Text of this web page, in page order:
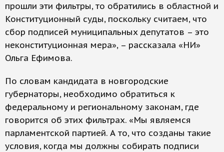
прошли эти фильтры, то обратились в областной и
Конституционный суды, поскольку считаем, что
сбор подписей муниципальных депутатов – это
неконституционная мера», – рассказала «НИ»
Ольга Ефимова.
По словам кандидата в новгородские
губернаторы, необходимо обратиться к
федеральному и региональному законам, где
говорится об этих фильтрах. «Мы являемся
парламентской партией. А то, что созданы такие
условия, когда мы должны собирать подписи